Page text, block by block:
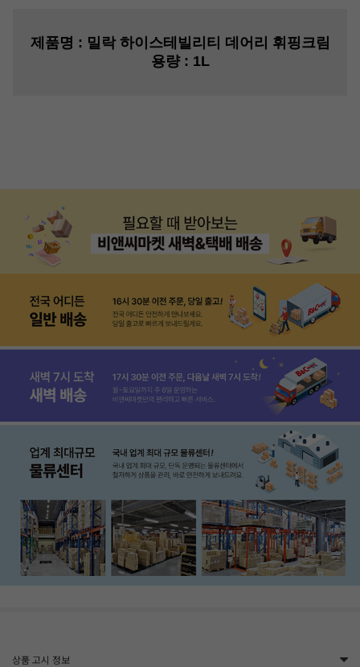
제품명 : 밀락 하이스테빌리티 데어리 휘핑크림
용량: 1L
상품 고시 정보